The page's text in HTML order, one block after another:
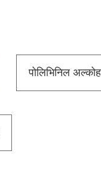
पोलिभिनिल